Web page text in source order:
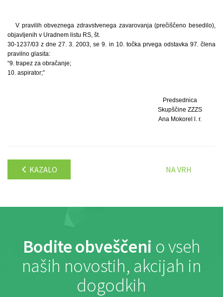
V pravilih obveznega zdravstvenega zavarovanja (prečiščeno besedilo),
objavljenih v Uradnem listu RS, št.
30-1237/03 z dne 27. 3. 2003, se 9. in 10. točka prvega odstavka 97. člena
pravilno glasita:
“9. trapez za obračanje;
10. aspirator;”
Predsednica
Skupščine ZZZS
Ana Mokorel l. r.
KAZALO NA VRH
Bodite obveščeni o vseh
naših novostih, akcijah in
dogodkih